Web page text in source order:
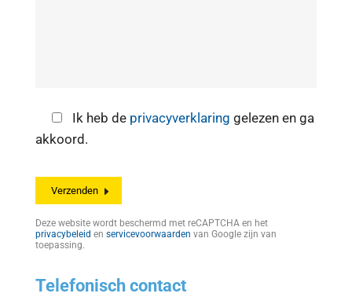
Ik heb de privacyverklaring gelezen en ga
akkoord.
Deze website wordt beschermd met reCAPTCHA en het
privacybeleid en servicevoorwaarden van Google zijn van
toepassing.
Telefonisch contact